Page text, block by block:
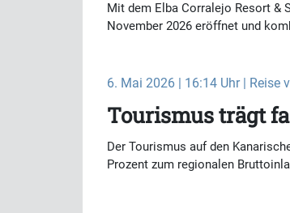
Mit dem Elba Corralejo Resort &
November 2026 eröffnet und
6. Mai 2026 | 16:14 Uhr | Reise
Tourismus trägt
Der Tourismus auf den
Prozent zum regionalen